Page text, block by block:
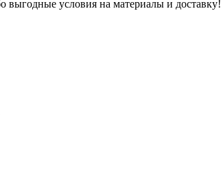
условия на материалы и доставку!